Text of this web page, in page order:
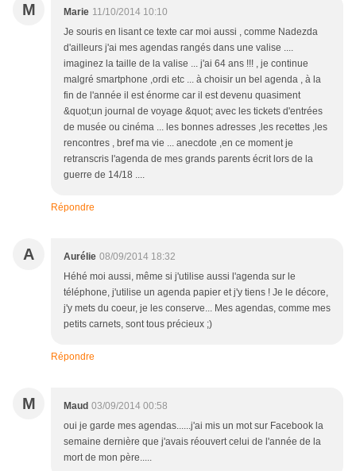
M Marie 11/10/2014 10:10
Je souris en lisant ce texte car moi aussi , comme Nadezda
d'ailleurs j'ai mes agendas rangés dans une valise ....
imaginez la taille de la valise ... j'ai 64 ans !!! , je continue
malgré smartphone ,ordi etc ... à choisir un bel agenda , à la
fin de l'année il est énorme car il est devenu quasiment
&quot;un journal de voyage &quot; avec les tickets d'entrées
de musée ou cinéma ... les bonnes adresses ,les recettes ,les
rencontres , bref ma vie ... anecdote ,en ce moment je
retranscris l'agenda de mes grands parents écrit lors de la
guerre de 14/18 ....
Répondre
A Aurélie 08/09/2014 18:32
Héhé moi aussi, même si j'utilise aussi l'agenda sur le
téléphone, j'utilise un agenda papier et j'y tiens ! Je le décore,
j'y mets du coeur, je les conserve... Mes agendas, comme mes
petits carnets, sont tous précieux ;)
Répondre
M Maud 03/09/2014 00:58
oui je garde mes agendas......j'ai mis un mot sur Facebook la
semaine dernière que j'avais réouvert celui de l'année de la
mort de mon père.....